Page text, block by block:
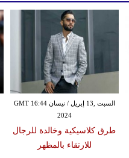
السبت ,13 إبريل / نيسان GMT 16:44
2024
طرق كلاسيكية وخالدة للرجال
للارتقاء بالمظهر